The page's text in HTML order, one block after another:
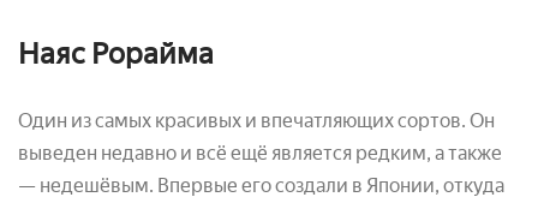
Наяс Рорайма
Один из самых красивых и впечатляющих сортов. Он
выведен недавно и всё ещё является редким, а также
— недешёвым. Впервые его создали в Японии, откуда